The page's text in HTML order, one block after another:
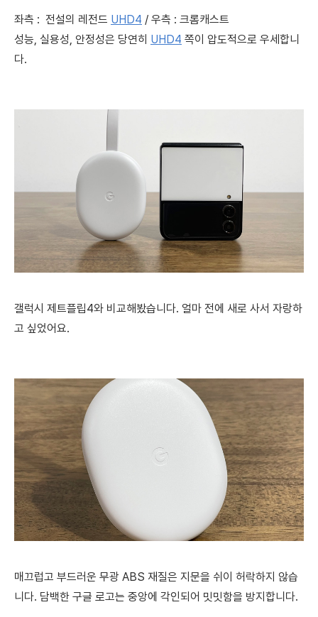
좌측 : 전설의 레전드 UHD4 / 우측 : 크롬캐스트
성능, 실용성, 안정성은 당연히 UHD4 쪽이 압도적으로 우세합니
다.
갤럭시 제트플립4와 비교해봤습니다. 얼마 전에 새로 사서 자랑하
고 싶었어요.
매끄럽고 부드러운 무광 ABS 재질은 지문을 쉬이 허락하지 않습
니다. 담백한 구글 로고는 중앙에 각인되어 밋밋함을 방지합니다.